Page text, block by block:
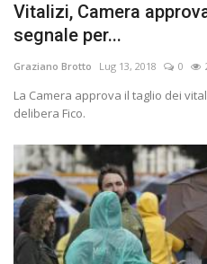
Vitalizi, Camera
segnale per...
Graziano Brotto Lug 13, 2018 0
La Camera approva il taglio dei
delibera Fico.